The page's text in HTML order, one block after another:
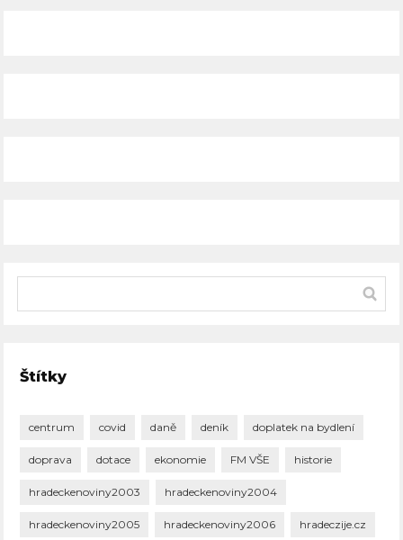
Štítky
centrum covid daně deník doplatek na bydlení
doprava dotace ekonomie FM VŠE historie
hradeckenoviny2003 hradeckenoviny2004
hradeckenoviny2005 hradeckenoviny2006 hradeczije.cz